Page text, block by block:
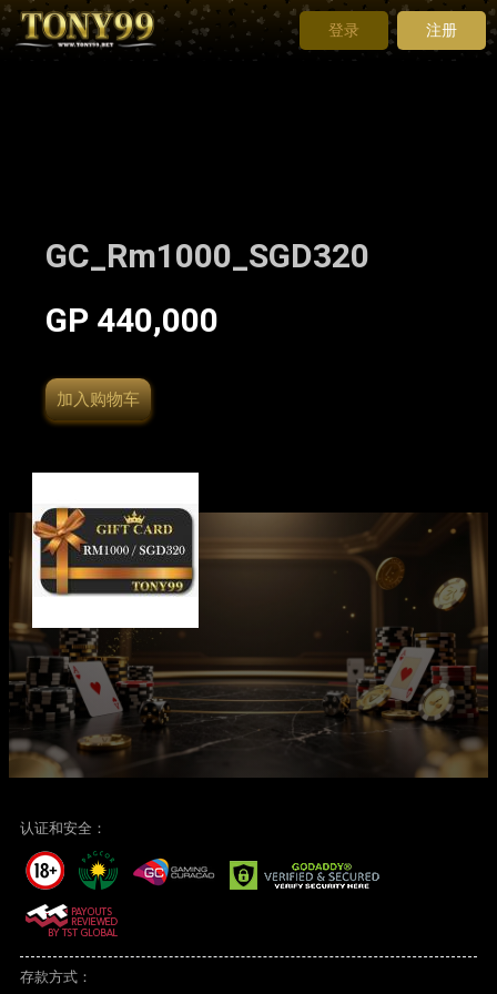
登录 注册
GC_Rm1000_SGD320
GP 440,000
加入购物车
认证和安全：
存款方式：